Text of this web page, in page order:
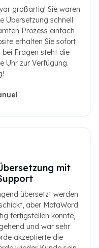
großartig! Sie waren
Übersetzung schnell
Prozess einfach
erhalten Sie sofort
bei Fragen steht die
Uhr zur Verfügung.
mit
übersetzt werden
aber MotaWord
fertigstellen konnte,
und war sehr
akzeptierte die